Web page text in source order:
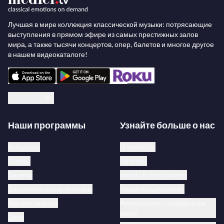
Лучшая в мире коллекция классической музыки: потрясающие
выступления в прямом эфире из самых престижных залов
мира, а также тысячи концертов, опер, балетов и многое другое
в нашем видеокаталоге!
Наши программы Узнайте больше о нас